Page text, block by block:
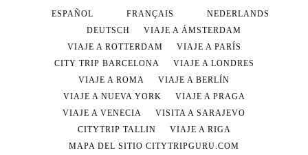
ESPAÑOL FRANÇAIS
NEDERLANDS
DEUTSCH
VIAJE A ÁMSTERDAM
VIAJE A ROTTERDAM
VIAJE A PARÍS
CITY TRIP BARCELONA
VIAJE A LONDRES
VIAJE A ROMA
VIAJE A BERLÍN
VIAJE A NUEVA YORK
VIAJE A PRAGA
VIAJE A VENECIA
VISITA A SARAJEVO
CITYTRIP TALLIN
VIAJE A RIGA
MAPA DEL SITIO CITYTRIPGURU.COM
Nederlands
Deutsch